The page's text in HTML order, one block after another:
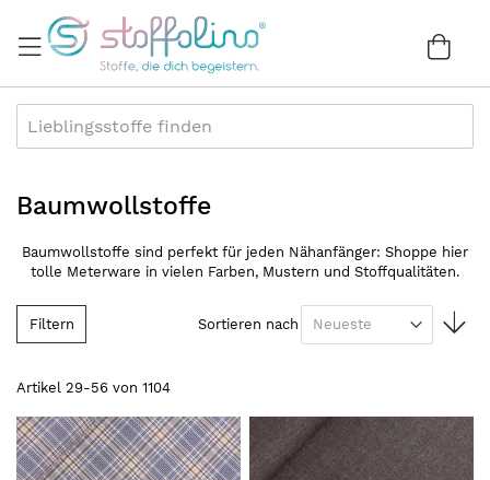
Inhalt
Baumwollstoffe
Baumwollstoffe sind perfekt für jeden Nähanfänger: Shoppe hier
tolle Meterware in vielen Farben, Mustern und Stoffqualitäten.
Artikel 29-56 von 1104
Sortieren nach
Filtern